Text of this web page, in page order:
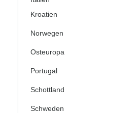
Kroatien
Norwegen
Osteuropa
Portugal
Schottland
Schweden